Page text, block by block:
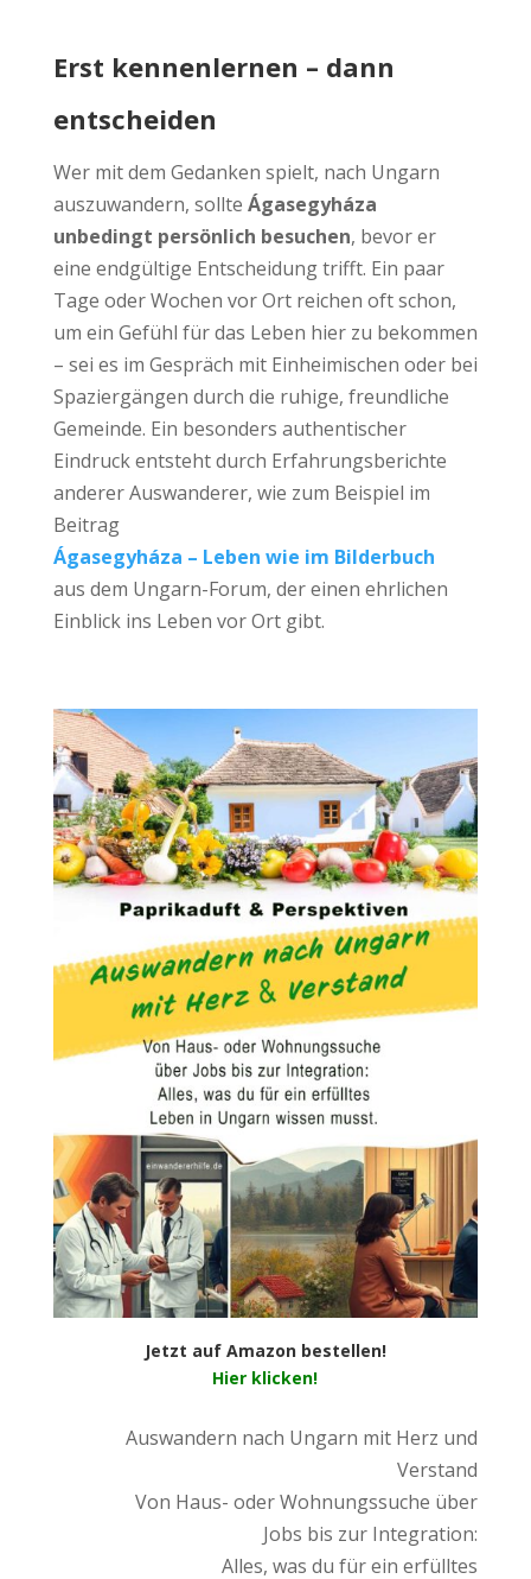
Erst kennenlernen – dann
entscheiden
Wer mit dem Gedanken spielt, nach Ungarn
auszuwandern, sollte Ágasegyháza
unbedingt persönlich besuchen, bevor er
eine endgültige Entscheidung trifft. Ein paar
Tage oder Wochen vor Ort reichen oft schon,
um ein Gefühl für das Leben hier zu bekommen
– sei es im Gespräch mit Einheimischen oder bei
Spaziergängen durch die ruhige, freundliche
Gemeinde. Ein besonders authentischer
Eindruck entsteht durch Erfahrungsberichte
anderer Auswanderer, wie zum Beispiel im
Beitrag
Ágasegyháza – Leben wie im Bilderbuch
aus dem Ungarn-Forum, der einen ehrlichen
Einblick ins Leben vor Ort gibt.
Jetzt auf Amazon bestellen!
Hier klicken!
Auswandern nach Ungarn mit Herz und
Verstand
Von Haus- oder Wohnungssuche über
Jobs bis zur Integration:
Alles, was du für ein erfülltes